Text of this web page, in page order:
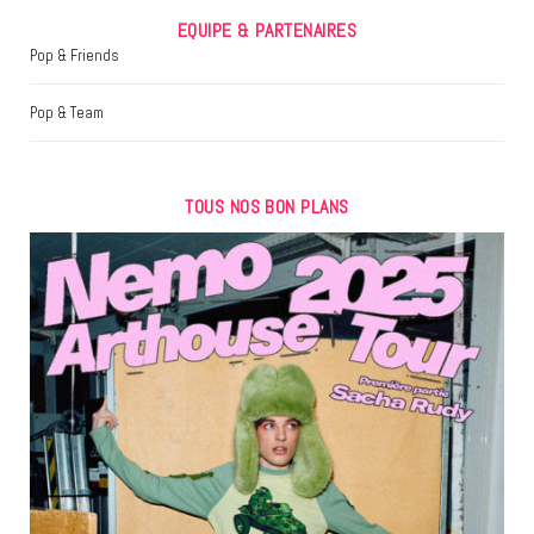
EQUIPE & PARTENAIRES
Pop & Friends
Pop & Team
TOUS NOS BON PLANS